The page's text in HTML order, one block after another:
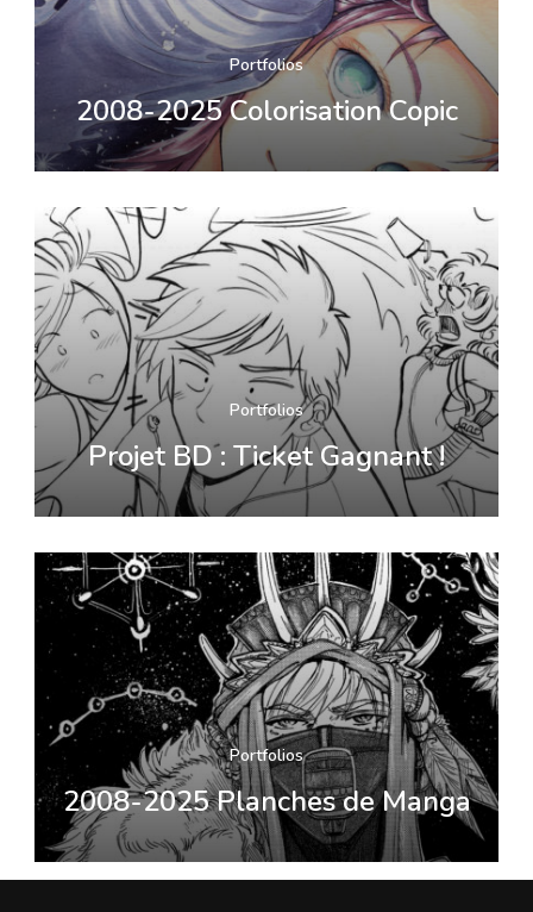
Portfolios
2008-2025 Colorisation Copic
Portfolios
Projet BD : Ticket Gagnant !
Portfolios
2008-2025 Planches de Manga